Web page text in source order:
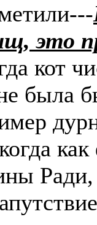
это
кот
не